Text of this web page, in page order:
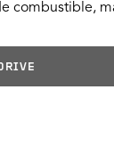
combustible,